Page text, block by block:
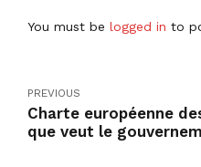
You must be logged in to
PREVIOUS
Charte européenne
que veut le